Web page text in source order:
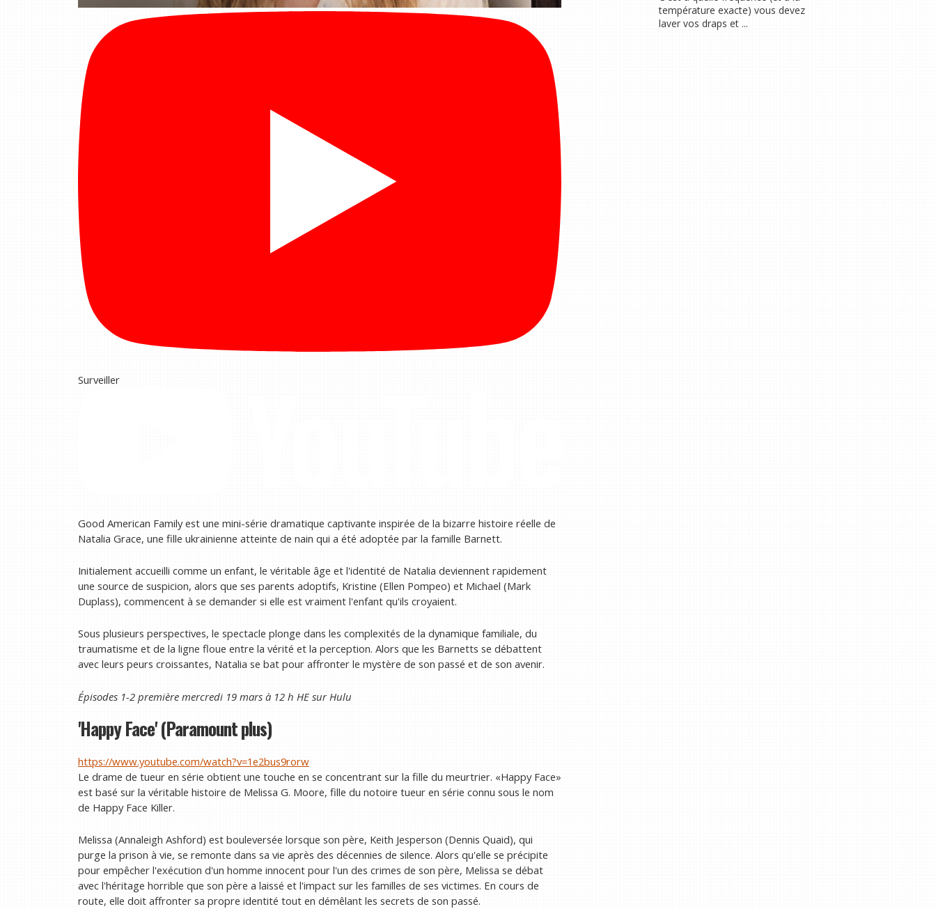
Surveiller
Good American Family est une mini-série dramatique captivante inspirée de la bizarre histoire réelle de
Natalia Grace, une fille ukrainienne atteinte de nain qui a été adoptée par la famille Barnett.
Initialement accueilli comme un enfant, le véritable âge et l'identité de Natalia deviennent rapidement
une source de suspicion, alors que ses parents adoptifs, Kristine (Ellen Pompeo) et Michael (Mark
Duplass), commencent à se demander si elle est vraiment l'enfant qu'ils croyaient.
Sous plusieurs perspectives, le spectacle plonge dans les complexités de la dynamique familiale, du
traumatisme et de la ligne floue entre la vérité et la perception. Alors que les Barnetts se débattent
avec leurs peurs croissantes, Natalia se bat pour affronter le mystère de son passé et de son avenir.
Épisodes 1-2 première mercredi 19 mars à 12 h HE sur Hulu
'Happy Face' (Paramount plus)
https://www.youtube.com/watch?v=1e2bus9rorw
Le drame de tueur en série obtient une touche en se concentrant sur la fille du meurtrier. «Happy Face»
est basé sur la véritable histoire de Melissa G. Moore, fille du notoire tueur en série connu sous le nom
de Happy Face Killer.
Melissa (Annaleigh Ashford) est bouleversée lorsque son père, Keith Jesperson (Dennis Quaid), qui
purge la prison à vie, se remonte dans sa vie après des décennies de silence. Alors qu'elle se précipite
pour empêcher l'exécution d'un homme innocent pour l'un des crimes de son père, Melissa se débat
avec l'héritage horrible que son père a laissé et l'impact sur les familles de ses victimes. En cours de
route, elle doit affronter sa propre identité tout en démêlant les secrets de son passé.
température exacte) vous devez
laver vos draps et ...